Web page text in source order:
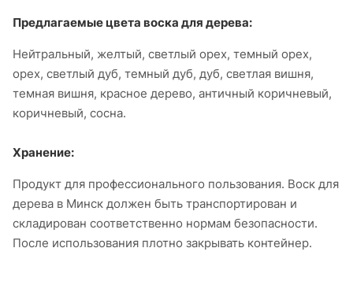
Предлагаемые цвета воска для дерева:
Нейтральный, желтый, светлый орех, темный орех,
орех, светлый дуб, темный дуб, дуб, светлая вишня,
темная вишня, красное дерево, античный коричневый,
коричневый, сосна.
Хранение:
Продукт для профессионального пользования. Воск для
дерева в Минск должен быть транспортирован и
складирован соответственно нормам безопасности.
После использования плотно закрывать контейнер.